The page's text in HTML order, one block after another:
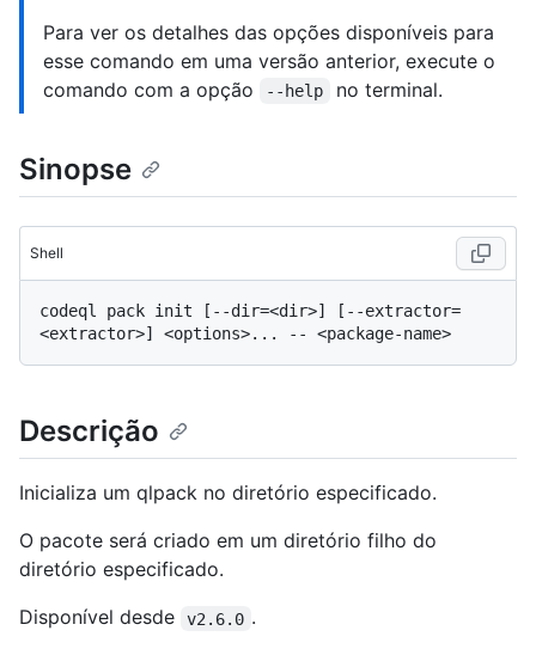
Para ver os detalhes das opções disponíveis para
esse comando em uma versão anterior, execute o
comando com a opção
--help no terminal.
Sinopse
Shell
codeql pack init [--dir=<dir>] [--extractor=
Descrição
Inicializa um qlpack no diretório especificado.
O pacote será criado em um diretório filho do
diretório especificado.
Disponível desde
v2.6.0 .